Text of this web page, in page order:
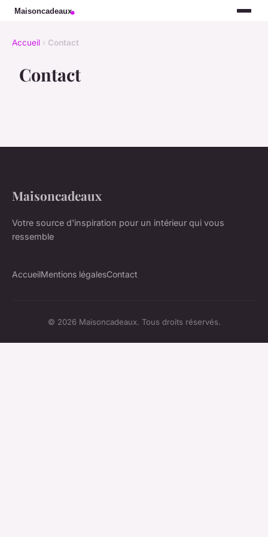
Accueil › Contact
Contact
Maisoncadeaux
Votre source d'inspiration pour un intérieur qui vous
ressemble
AccueilMentions légalesContact
© 2026 Maisoncadeaux. Tous droits réservés.